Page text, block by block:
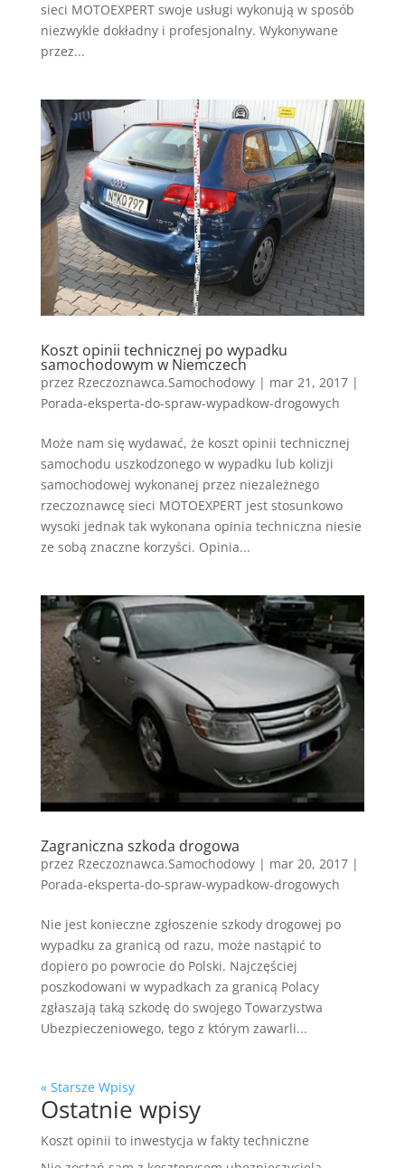
sieci MOTOEXPERT swoje usługi wykonują w sposób
niezwykle dokładny i profesjonalny. Wykonywane
przez...
Koszt opinii technicznej po wypadku
samochodowym w Niemczech
przez Rzeczoznawca.Samochodowy| mar 21, 2017|
Porada-eksperta-do-spraw-wypadkow-drogowych
Może nam się wydawać, że koszt opinii technicznej
samochodu uszkodzonego w wypadku lub kolizji
samochodowej wykonanej przez niezależnego
rzeczoznawcę sieci MOTOEXPERT jest stosunkowo
wysoki jednak tak wykonana opinia techniczna niesie
ze sobą znaczne korzyści. Opinia...
Zagraniczna szkoda drogowa
przez Rzeczoznawca.Samochodowy| mar 20, 2017|
Porada-eksperta-do-spraw-wypadkow-drogowych
Nie jest konieczne zgłoszenie szkody drogowej po
wypadku za granicą od razu, może nastąpić to
dopiero po powrocie do Polski. Najczęściej
poszkodowani w wypadkach za granicą Polacy
zgłaszają taką szkodę do swojego Towarzystwa
Ubezpieczeniowego, tego z którym zawarli...
« Starsze Wpisy
Ostatnie wpisy
Koszt opinii to inwestycja w fakty techniczne